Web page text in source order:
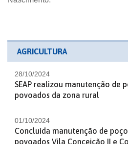
AGRICULTURA
28/10/2024
SEAP realizou manutenção de
povoados da zona rural
01/10/2024
Concluída manutenção de
povoados Vila Conceição II e